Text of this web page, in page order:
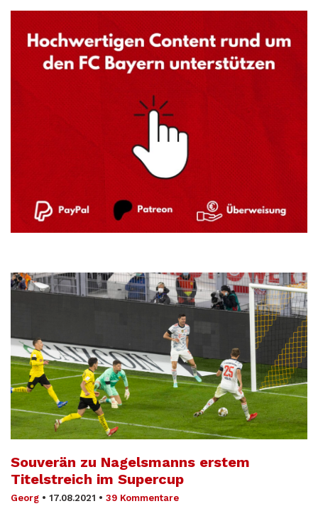
Souverän zu Nagelsmanns erstem
Titelstreich im Supercup
Georg • 17.08.2021 • 39 Kommentare